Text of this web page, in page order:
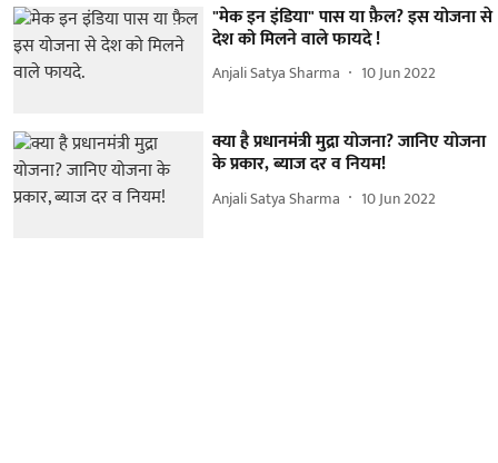
"मेक इन इंडिया" पास या फ़ैल? इस योजना से
देश को मिलने वाले फायदे !
Anjali Satya Sharma 10 Jun 2022
क्या है प्रधानमंत्री मुद्रा योजना? जानिए योजना
के प्रकार, ब्याज दर व नियम!
Anjali Satya Sharma 10 Jun 2022